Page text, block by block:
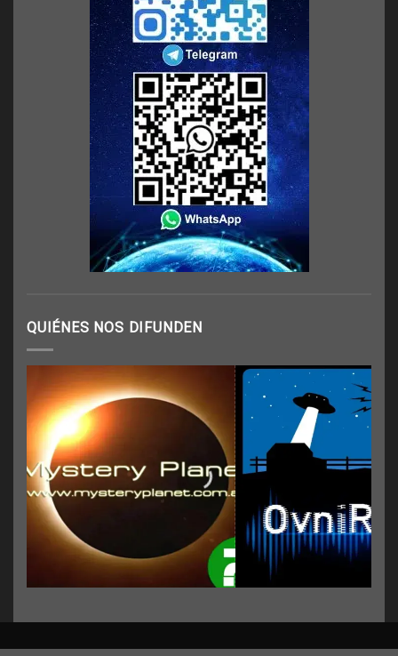
QUIÉNES NOS DIFUNDEN